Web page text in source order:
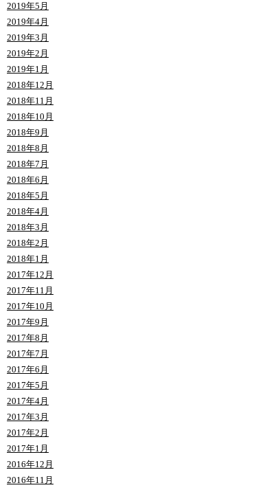
2019年5月
2019年4月
2019年3月
2019年2月
2019年1月
2018年12月
2018年11月
2018年10月
2018年9月
2018年8月
2018年7月
2018年6月
2018年5月
2018年4月
2018年3月
2018年2月
2018年1月
2017年12月
2017年11月
2017年10月
2017年9月
2017年8月
2017年7月
2017年6月
2017年5月
2017年4月
2017年3月
2017年2月
2017年1月
2016年12月
2016年11月